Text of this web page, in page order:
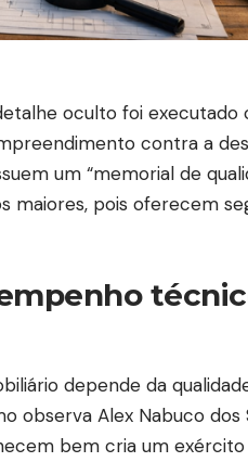
oculto foi executado
contra a
um “memorial de
maiores, pois oferecem
depende da
observa Alex Nabuco dos
bem cria um